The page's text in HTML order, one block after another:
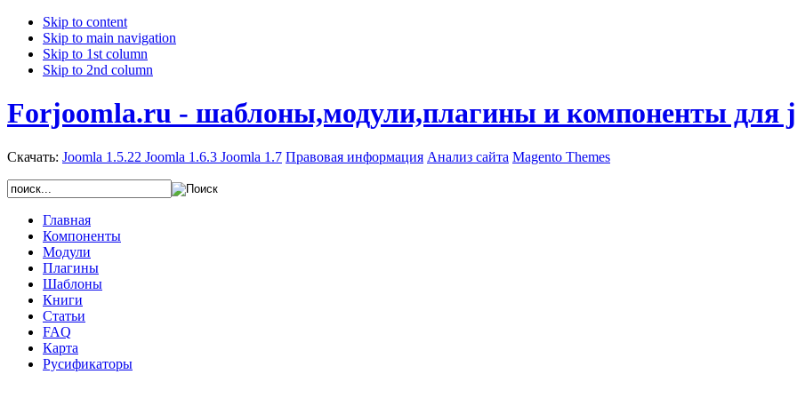
Skip to content
Skip to main navigation
Skip to 1st column
Skip to 2nd column
Forjoomla.ru - шаблоны,модули,плагины и компоненты для
Скачать: Joomla 1.5.22 Joomla 1.6.3 Joomla 1.7 Правовая информация Анализ сайта Magento Themes
Главная
Компоненты
Модули
Плагины
Шаблоны
Книги
Статьи
FAQ
Карта
Русификаторы